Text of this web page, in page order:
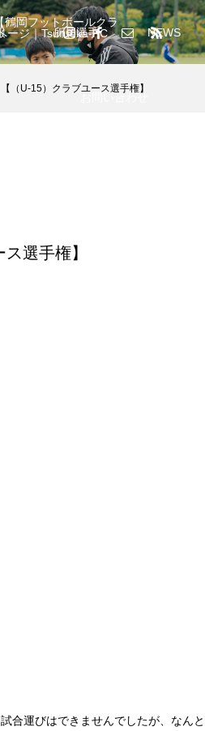
所属選手 NEWS
お問い合わせ
【（U-15）クラブユース選手権】
選手権】
合運びはできませんでしたが、なん